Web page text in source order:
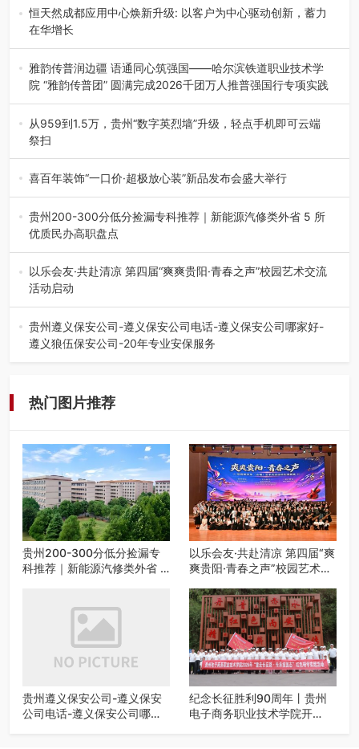
地”（贵州站）主题…
恒天然成都应用中心焕新升级: 以客户为中心驱动创新，蓄力
在华增长
融合全球研发实力与本土洞察，深化客户共创，赋能西南市
场创新发展 （7月27日，成…
雅韵传普润边疆 语通同心筑强国——哈尔滨铁道职业技术学
院 “雅韵传普团” 圆满完成2026千团万人推普强国行专项实践
为扎实推进2026“千团万人推普强国行”大学生暑期社会实
践，牢牢紧扣 “雅韵传普…
从959到1.5万，贵州“数字英烈墙”升级，轻点手机即可云端
祭扫
八一建军节到来之际，由贵州省退役军人事务厅指导，贵阳
市退役军人事务局联合贵州广电…
喜百年装饰“一口价·超极放心装”新品发布会盛大举行
2026年7月31日，喜百年装饰“一口价·超极放心装”新品发布
会在贵阳隆重举行。…
贵州200-300分低分捡漏专科推荐｜新能源汽修类外省 5 所
优质民办高职盘点
在贵州省高考志愿填报体系中，200至300分数段考生可选择
的省内工科、新能源汽车…
以乐会友·共赴清凉 第四届“爽爽贵阳·青春之声”校园艺术交流
活动启动
七月的贵阳，清风送爽，第四届“爽爽贵阳·青春之声”校园管
弦乐（合唱）艺术交流活动…
贵州遵义保安公司-遵义保安公司电话-遵义保安公司哪家好-
遵义狼伍保安公司-20年专业安保服务
热门图片推荐
贵州200-300分低分捡漏专
科推荐｜新能源汽修类外省 5
以乐会友·共赴清凉 第四届“爽
爽贵阳·青春之声”校园艺术交
贵州遵义保安公司-遵义保安
公司电话-遵义保安公司哪家
纪念长征胜利90周年丨贵州
电子商务职业技术学院开